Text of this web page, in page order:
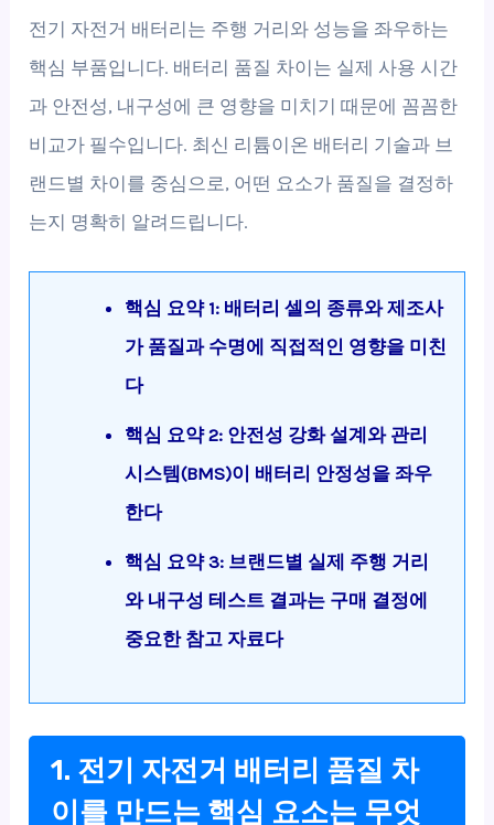
전기 자전거 배터리는 주행 거리와 성능을 좌우하는
핵심 부품입니다. 배터리 품질 차이는 실제 사용 시간
과 안전성, 내구성에 큰 영향을 미치기 때문에 꼼꼼한
비교가 필수입니다. 최신 리튬이온 배터리 기술과 브
랜드별 차이를 중심으로, 어떤 요소가 품질을 결정하
는지 명확히 알려드립니다.
핵심 요약 1: 배터리 셀의 종류와 제조사
가 품질과 수명에 직접적인 영향을 미친
다
핵심 요약 2: 안전성 강화 설계와 관리
시스템(BMS)이 배터리 안정성을 좌우
한다
핵심 요약 3: 브랜드별 실제 주행 거리
와 내구성 테스트 결과는 구매 결정에
중요한 참고 자료다
1. 전기 자전거 배터리 품질 차
이를 만드는 핵심 요소는 무엇